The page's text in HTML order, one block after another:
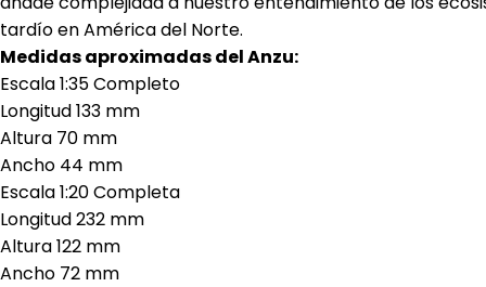
tardío en América del Norte.
Medidas aproximadas del Anzu:
Escala 1:35 Completo
Longitud 133 mm
Altura 70 mm
Ancho 44 mm
Escala 1:20 Completa
Longitud 232 mm
Altura 122 mm
Ancho 72 mm